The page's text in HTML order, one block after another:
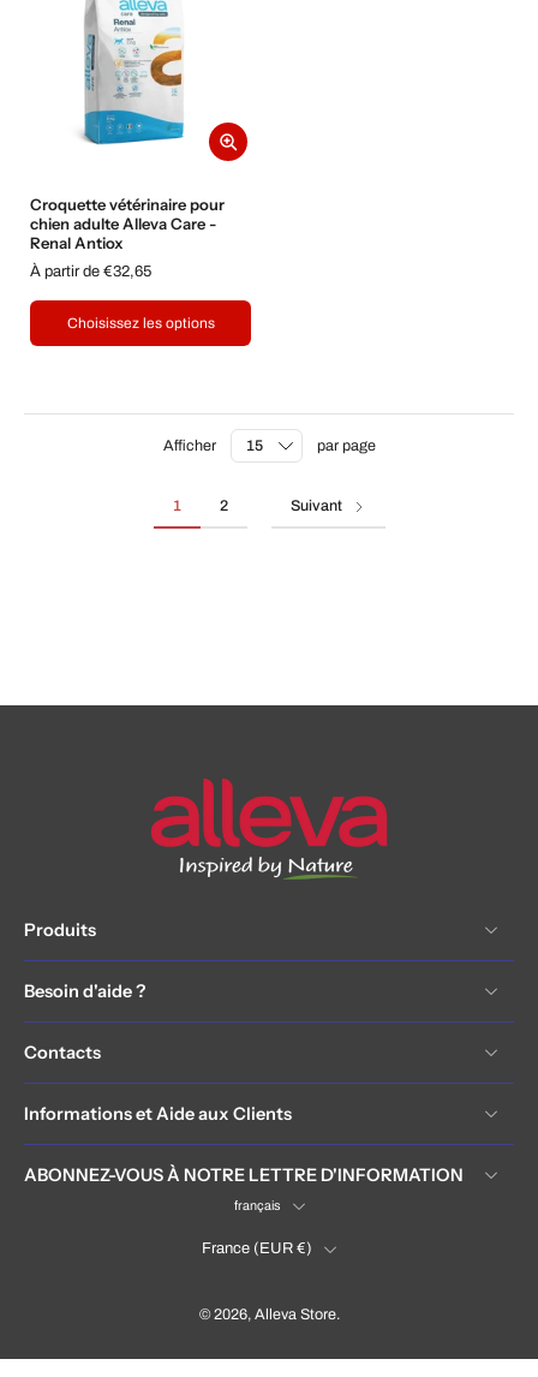
Croquette vétérinaire pour
chien adulte Alleva Care -
Renal Antiox
À partir de €32,65
Choisissez les options
1 2 Suivant
Afficher par page
Produits
Besoin d'aide ?
Contacts
Informations et Aide aux Clients
ABONNEZ-VOUS À NOTRE LETTRE D'INFORMATION
français
France ‎(EUR €)‎
© 2026, Alleva Store.